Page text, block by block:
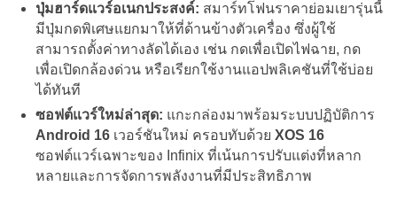
ปุ่มฮาร์ดแวร์อเนกประสงค์: สมาร์ทโฟนราคาย่อมเยารุ่นนี้
มีปุ่มกดพิเศษแยกมาให้ที่ด้านข้างตัวเครื่อง ซึ่งผู้ใช้
สามารถตั้งค่าทางลัดได้เอง เช่น กดเพื่อเปิดไฟฉาย, กด
เพื่อเปิดกล้องด่วน หรือเรียกใช้งานแอปพลิเคชันที่ใช้บ่อย
ได้ทันที
ซอฟต์แวร์ใหม่ล่าสุด: แกะกล่องมาพร้อมระบบปฏิบัติการ
Android 16 เวอร์ชันใหม่ ครอบทับด้วย XOS 16
ซอฟต์แวร์เฉพาะของ Infinix ที่เน้นการปรับแต่งที่หลาก
หลายและการจัดการพลังงานที่มีประสิทธิภาพ